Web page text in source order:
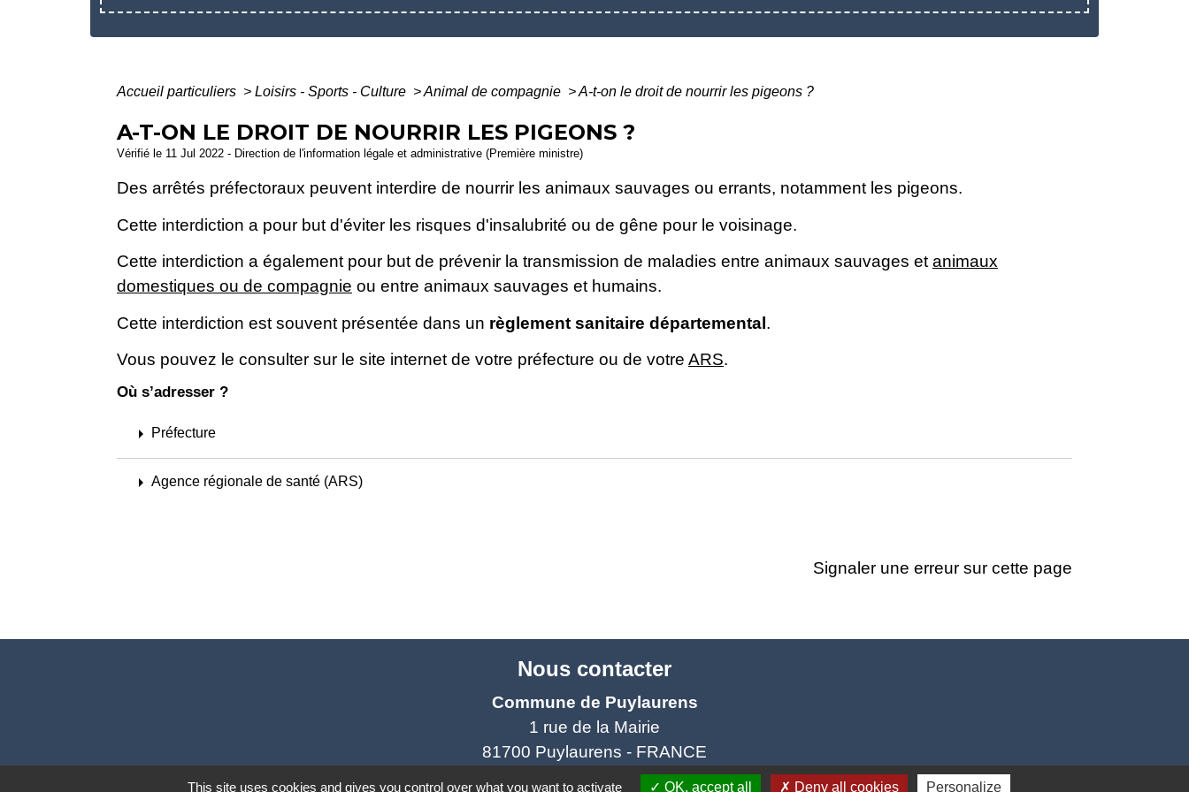
Accueil particuliers > Loisirs - Sports - Culture >Animal de compagnie >A-t-on le droit de nourrir les pigeons ?
A-T-ON LE DROIT DE NOURRIR LES PIGEONS ?
Vérifié le 11 Jul 2022 - Direction de l'information légale et administrative (Première ministre)
Des arrêtés préfectoraux peuvent interdire de nourrir les animaux sauvages ou errants, notamment les pigeons.
Cette interdiction a pour but d'éviter les risques d'insalubrité ou de gêne pour le voisinage.
Cette interdiction a également pour but de prévenir la transmission de maladies entre animaux sauvages et animaux
domestiques ou de compagnie ou entre animaux sauvages et humains.
Cette interdiction est souvent présentée dans un règlement sanitaire départemental.
Vous pouvez le consulter sur le site internet de votre préfecture ou de votre ARS.
Où s’adresser ?
arrow_right Préfecture
arrow_right Agence régionale de santé (ARS)
Signaler une erreur sur cette page
Nous contacter
Commune de Puylaurens
1 rue de la Mairie
81700 Puylaurens - FRANCE
+33 5 63 75 00 18
This site uses cookies and gives you control over what you want to activate OK, accept all Deny all cookies Personalize